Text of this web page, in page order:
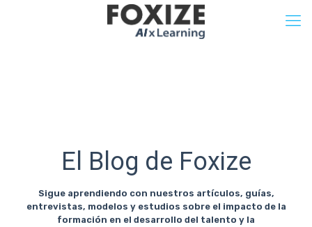
El Blog de Foxize
Sigue aprendiendo con nuestros artículos, guías,
entrevistas, modelos y estudios sobre el impacto de la
formación en el desarrollo del talento y la